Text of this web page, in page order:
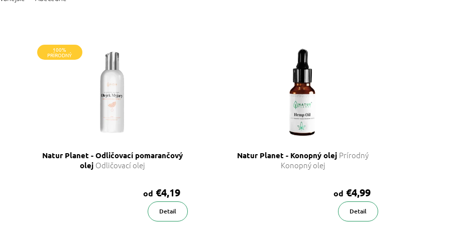
100%
PRÍRODNÝ
Natur Planet - Odličovací pomarančový
olej Odličovací olej
od €4,19
Detail
Natur Planet - Konopný olej Prírodný
Konopný olej
od €4,99
Detail